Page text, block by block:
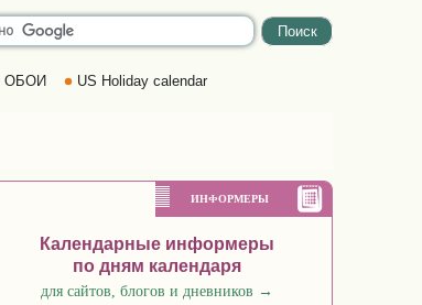
ОБОИ US Holiday calendar
ИНФОРМЕРЫ
Календарные информеры
по дням календаря
для сайтов, блогов и дневников →